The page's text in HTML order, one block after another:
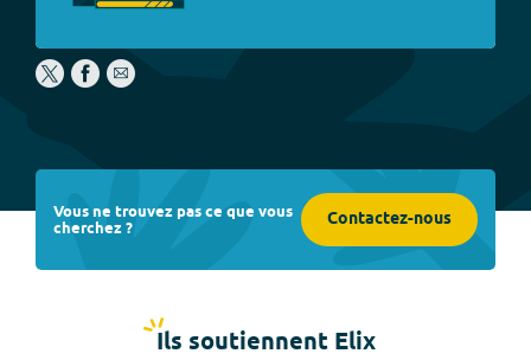
Vous ne trouvez pas ce que vous
cherchez ? Contactez-nous
Ils soutiennent Elix